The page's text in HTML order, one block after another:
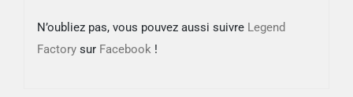
N’oubliez pas, vous pouvez aussi suivre Legend
Factorysur Facebook!